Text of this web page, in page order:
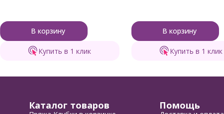
В корзину
Купить в 1 клик
В корзину
Купить в 1 клик
Каталог товаров Помощь